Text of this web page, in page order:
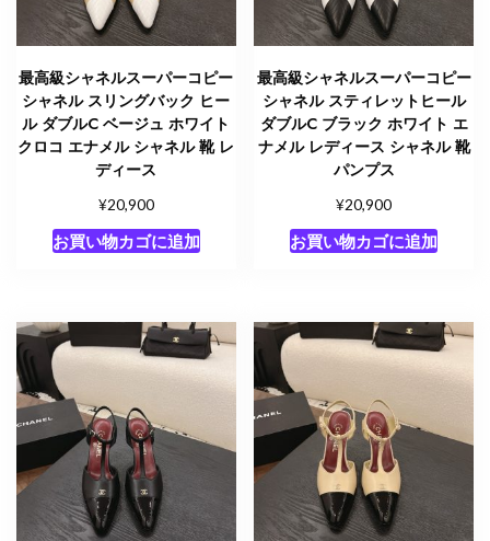
最高級シャネルスーパーコピー
シャネル スリングバック ヒー
ル ダブルC ベージュ ホワイト
クロコ エナメル シャネル 靴 レ
ディース
¥20,900
お買い物カゴに追加
最高級シャネルスーパーコピー
シャネル スティレットヒール
ダブルC ブラック ホワイト エ
ナメル レディース シャネル 靴
パンプス
¥20,900
お買い物カゴに追加